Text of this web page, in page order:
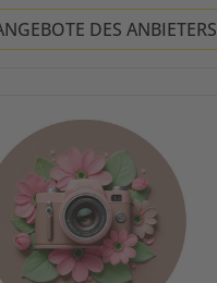
DES ANBIETERS